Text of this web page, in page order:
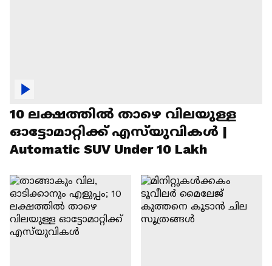
10 ലക്ഷത്തിൽ താഴെ വിലയുള്ള
ഓട്ടോമാറ്റിക്ക് എസ്‍യുവികൾ |
Automatic SUV Under 10 Lakh